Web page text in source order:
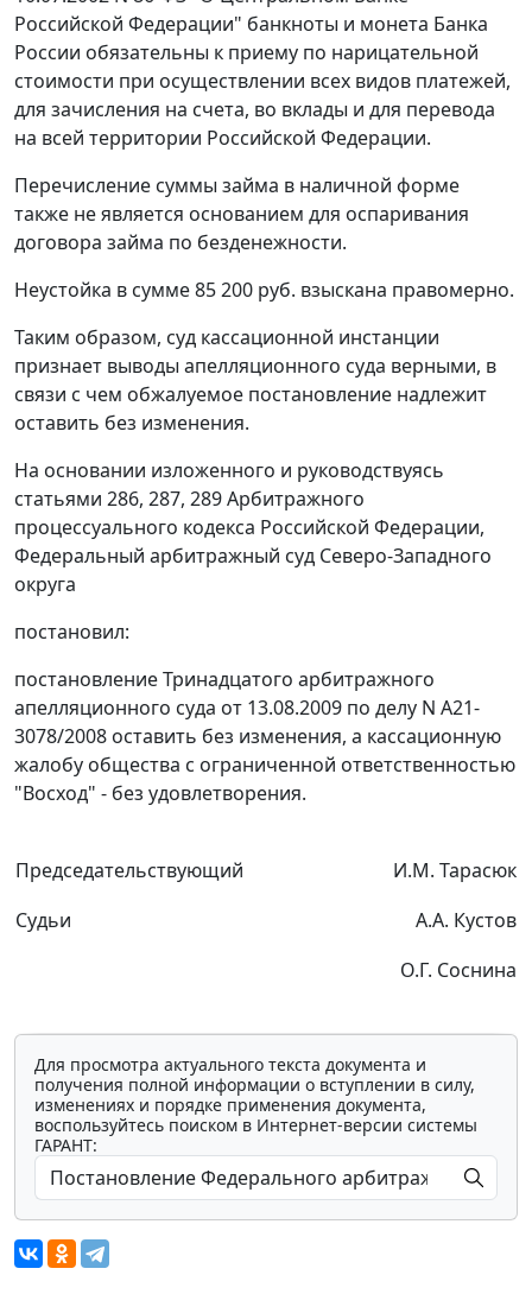
Российской Федерации" банкноты и монета Банка
России обязательны к приему по нарицательной
стоимости при осуществлении всех видов платежей,
для зачисления на счета, во вклады и для перевода
на всей территории Российской Федерации.
Перечисление суммы займа в наличной форме
также не является основанием для оспаривания
договора займа по безденежности.
Неустойка в сумме 85 200 руб. взыскана правомерно.
Таким образом, суд кассационной инстанции
признает выводы апелляционного суда верными, в
связи с чем обжалуемое постановление надлежит
оставить без изменения.
На основании изложенного и руководствуясь
статьями 286, 287, 289Арбитражного
процессуального кодекса Российской Федерации,
Федеральный арбитражный суд Северо-Западного
округа
постановил:
постановлениеТринадцатого арбитражного
апелляционного суда от 13.08.2009 по делу N А21-
3078/2008 оставить без изменения, а кассационную
жалобу общества с ограниченной ответственностью
"Восход" - без удовлетворения.
Председательствующий
И.М. Тарасюк
Судьи
А.А. Кустов
О.Г. Соснина
Для просмотра актуального текста документа и
получения полной информации о вступлении в силу,
изменениях и порядке применения документа,
воспользуйтесь поиском в Интернет-версии системы
ГАРАНТ: